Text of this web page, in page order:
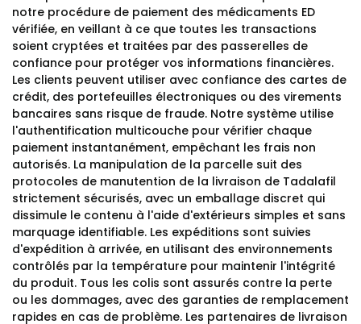
notre procédure de paiement des médicaments ED
vérifiée, en veillant à ce que toutes les transactions
soient cryptées et traitées par des passerelles de
confiance pour protéger vos informations financières.
Les clients peuvent utiliser avec confiance des cartes de
crédit, des portefeuilles électroniques ou des virements
bancaires sans risque de fraude. Notre système utilise
l'authentification multicouche pour vérifier chaque
paiement instantanément, empêchant les frais non
autorisés. La manipulation de la parcelle suit des
protocoles de manutention de la livraison de Tadalafil
strictement sécurisés, avec un emballage discret qui
dissimule le contenu à l'aide d'extérieurs simples et sans
marquage identifiable. Les expéditions sont suivies
d'expédition à arrivée, en utilisant des environnements
contrôlés par la température pour maintenir l'intégrité
du produit. Tous les colis sont assurés contre la perte
ou les dommages, avec des garanties de remplacement
rapides en cas de problème. Les partenaires de livraison